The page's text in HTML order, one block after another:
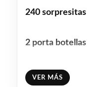
240 sorpresitas
2 porta botellas
1 banderin feliz
VER MÁS